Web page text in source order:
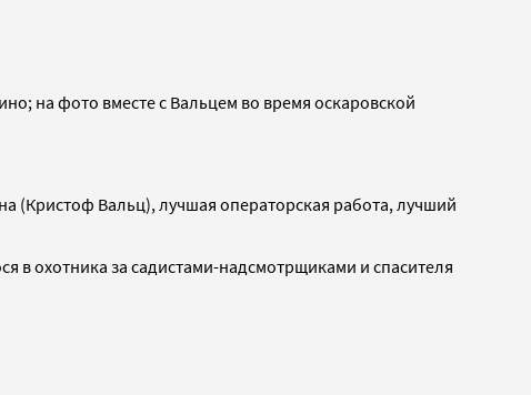
на фото вместе с Вальцем во время оскаровской
(Кристоф Вальц), лучшая операторская работа, лучший
в охотника за садистами-надсмотрщиками и спасителя